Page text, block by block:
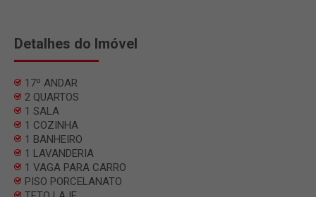
Detalhes do Imóvel
17º ANDAR
2 QUARTOS
1 SALA
1 COZINHA
1 BANHEIRO
1 LAVANDERIA
1 VAGA PARA CARRO
PISO PORCELANATO